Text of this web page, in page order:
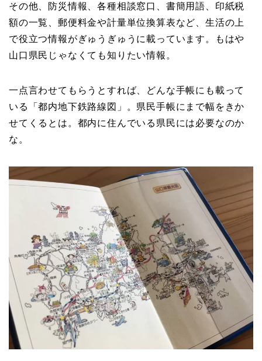
その他、防災情報、各種相談窓口、書簡用語、印紙税
額の一覧、郵便料金や計量単位換算表など、生活の上
で役立つ情報がぎゅうぎゅうに載っています。もはや
山口県民じゃなくても知りたい情報。
一点言わせてもらうとすれば、どんな手帳にも載って
いる「都内地下鉄路線図」。県民手帳にまで幅をきか
せてくるとは。都内に住んでいる県民には必要なのか
な。